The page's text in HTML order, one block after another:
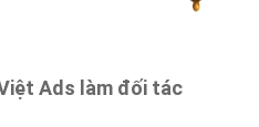
Ads làm đối tác